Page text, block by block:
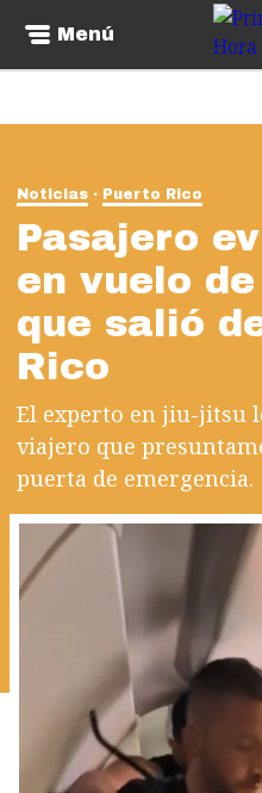
Menú
Noticias Puerto Rico
Pasajero
en vuelo
que salió
Rico
El experto en jiu-jitsu
viajero que
puerta de emergencia.